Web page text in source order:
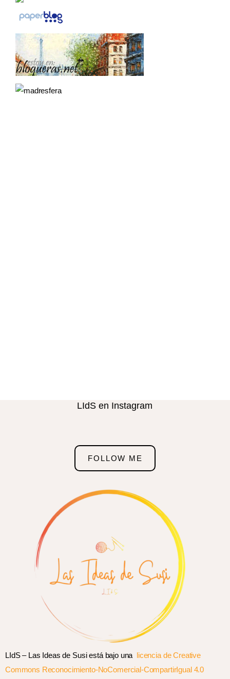
LIdS en Instagram
FOLLOW ME
LIdS – Las Ideas de Susi está bajo una licencia de Creative
Commons Reconocimiento-NoComercial-CompartirIgual 4.0